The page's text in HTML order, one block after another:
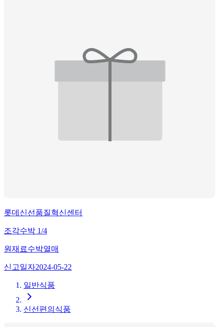
롯데신선품질혁신센터
조각수박 1/4
원재료수박열매
신고일자2024-05-22
일반식품
신선편의식품